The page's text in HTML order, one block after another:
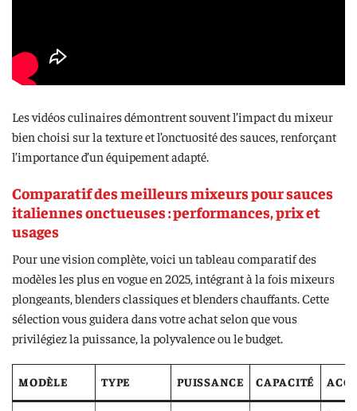
Les vidéos culinaires démontrent souvent l’impact du mixeur
bien choisi sur la texture et l’onctuosité des sauces, renforçant
l’importance d’un équipement adapté.
Comparatif des meilleurs mixeurs pour sauces
italiennes onctueuses : performances, prix et
usages
Pour une vision complète, voici un tableau comparatif des
modèles les plus en vogue en 2025, intégrant à la fois mixeurs
plongeants, blenders classiques et blenders chauffants. Cette
sélection vous guidera dans votre achat selon que vous
privilégiez la puissance, la polyvalence ou le budget.
MODÈLE TYPE PUISSANCE CAPACITÉ